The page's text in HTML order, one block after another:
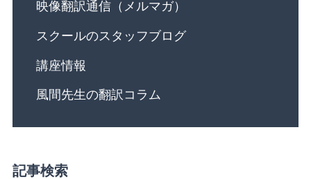
映像翻訳通信（メルマガ）
スクールのスタッフブログ
講座情報
風間先生の翻訳コラム
記事検索